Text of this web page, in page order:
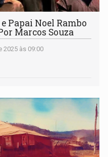
Papai Noel Rambo
Marcos Souza
2025 às 09:00